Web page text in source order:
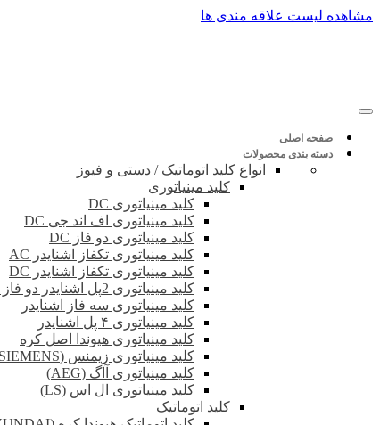
پرش
مشاهده لیست علاقه مندی ها
صفحه اصلی
دسته بندی محصولات
انواع کلید اتوماتیک / دستی و فیوز
کلید مینیاتوری
کلید مینیاتوری DC
کلید مینیاتوری اف اند جی DC
کلید مینیاتوری دو فاز DC
کلید مینیاتوری تکفاز اشنایدر AC
کلید مینیاتوری تکفاز اشنایدر DC
کلید مینیاتوری 2پل اشنایدر دو فاز DC-AC
کلید مینیاتوری سه فاز اشنایدر
کلید مینیاتوری ۴ پل اشنایدر
کلید مینیاتوری هیوندا اصل کره
کلید مینیاتوری زیمنس (SIEMENS)
کلید مینیاتوری آاگ (AEG)
کلید مینیاتوری ال اس (LS)
کلید اتوماتیک